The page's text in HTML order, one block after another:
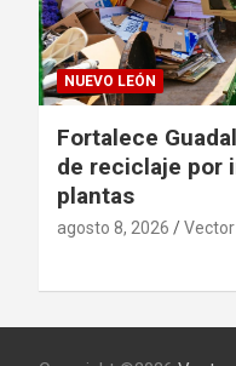
NUEVO LEÓN
Fortalece
de reciclaje por
plantas
agosto 8, 2026